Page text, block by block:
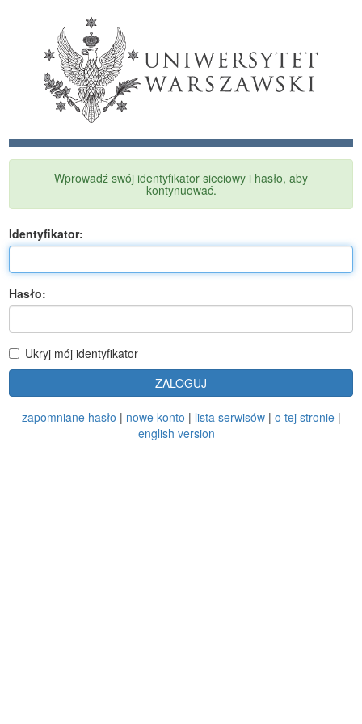
Wprowadź swój identyfikator sieciowy i hasło, aby
kontynuować.
Identyfikator:
Hasło:
Ukryj mój identyfikator
ZALOGUJ
zapomniane hasło | nowe konto | lista serwisów| o tej stronie|
english version